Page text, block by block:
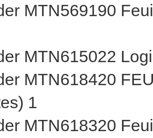
MTN569190
MTN615022
MTN618420
1
MTN618320